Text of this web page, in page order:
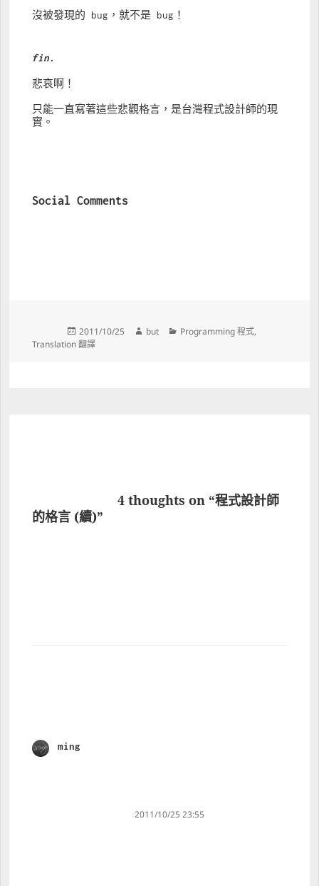
沒被發現的 bug，就不是 bug！
fin.
悲哀啊！
只能一直寫著這些悲觀格言，是台灣程式設計師的現
實。
Social Comments
Posted
on
2011/10/25 Author
but Categories
Programming 程式
Translation 翻譯
			4 thoughts on “程式設計師
ming
2011/10/25 23:55